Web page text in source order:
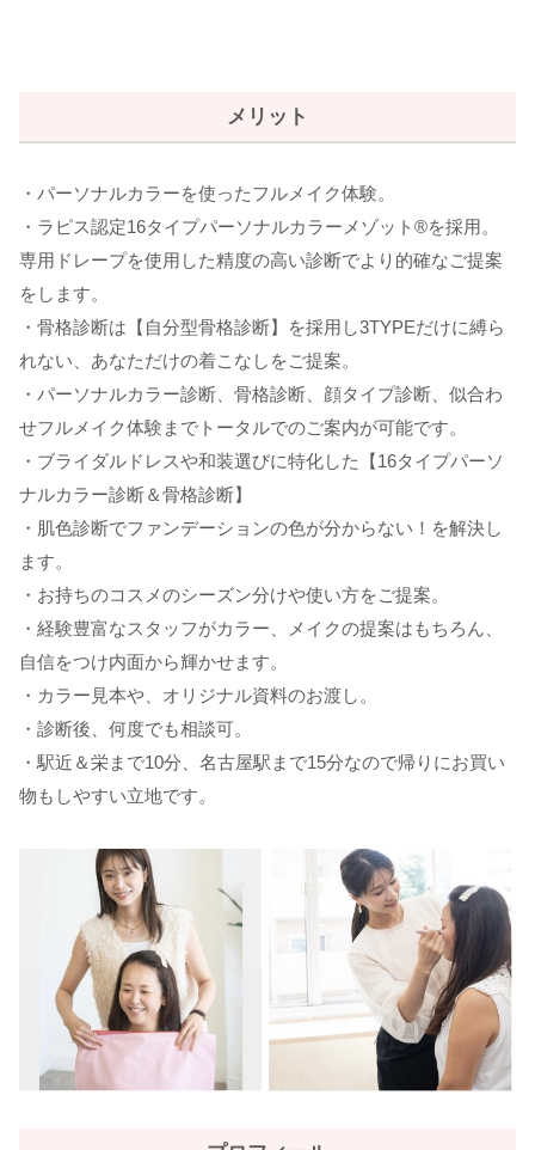
メリット
・パーソナルカラーを使ったフルメイク体験。
・ラピス認定16タイプパーソナルカラーメゾット®︎を採用。
専用ドレープを使用した精度の高い診断でより的確なご提案
をします。
・骨格診断は【自分型骨格診断】を採用し3TYPEだけに縛ら
れない、あなただけの着こなしをご提案。
・パーソナルカラー診断、骨格診断、顔タイプ診断、似合わ
せフルメイク体験までトータルでのご案内が可能です。
・ブライダルドレスや和装選びに特化した【16タイプパーソ
ナルカラー診断＆骨格診断】
・肌色診断でファンデーションの色が分からない！を解決し
ます。
・お持ちのコスメのシーズン分けや使い方をご提案。
・経験豊富なスタッフがカラー、メイクの提案はもちろん、
自信をつけ内面から輝かせます。
・カラー見本や、オリジナル資料のお渡し。
・診断後、何度でも相談可。
・駅近＆栄まで10分、名古屋駅まで15分なので帰りにお買い
物もしやすい立地です。